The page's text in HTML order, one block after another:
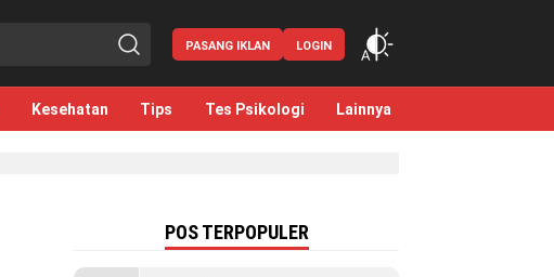
PASANG IKLAN LOGIN
Kesehatan Tips Tes Psikologi Lainnya
POS TERPOPULER